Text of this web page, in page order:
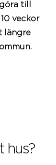
till
veckor
längre
.
hus?